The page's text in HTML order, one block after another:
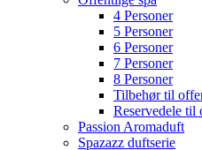
4 Personer
5 Personer
6 Personer
7 Personer
8 Personer
Tilbehør til
Reservedele til
Passion Aromaduft
Spazazz duftserie